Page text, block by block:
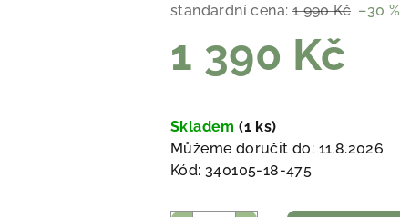
standardní cena: 1 990 Kč –30 %
1 390 Kč
cena:
Skladem(1 ks)
Můžeme doručit do: 11.8.2026
Kód: 340105-18-475